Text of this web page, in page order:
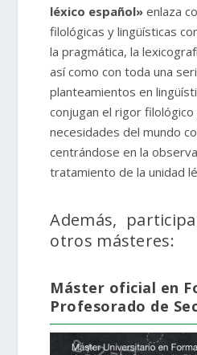
léxico español» enlaza
filológicas y lingüísticas
la pragmática, la
así como con toda una
planteamientos en
conjugan el rigor filológico
necesidades del mundo
centrándose en la
tratamiento de la unidad
Además,
otros másteres:
Máster oficial en
Profesorado de